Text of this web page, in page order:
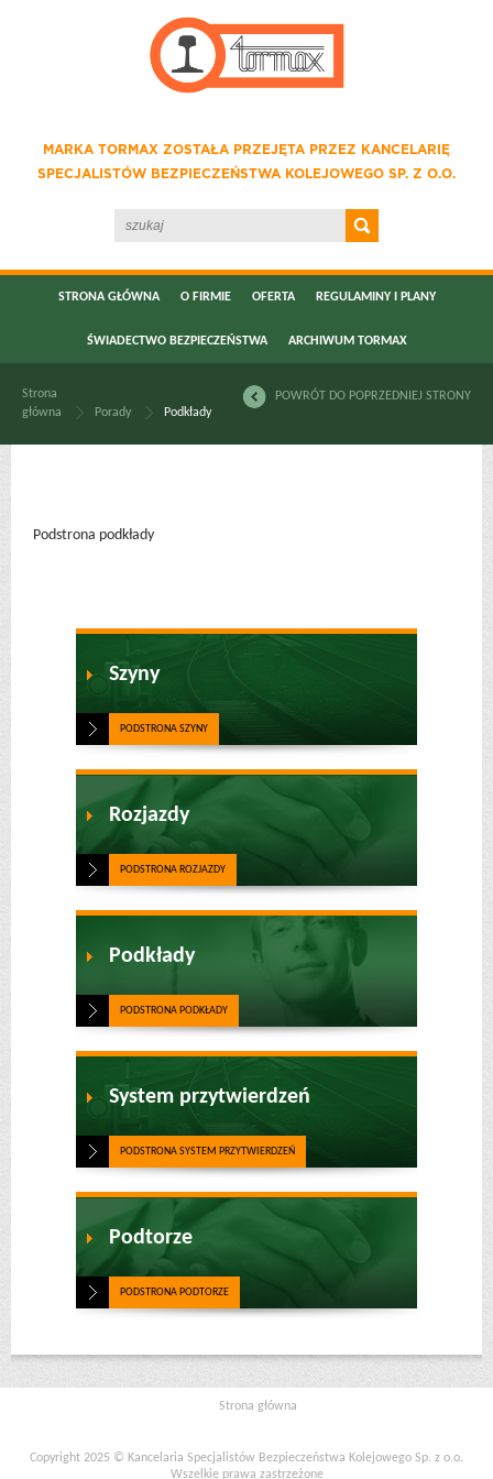
MARKA TORMAX ZOSTAŁA PRZEJĘTA PRZEZ KANCELARIĘ
SPECJALISTÓW BEZPIECZEŃSTWA KOLEJOWEGO SP. Z O.O.
STRONA GŁÓWNA O FIRMIE OFERTA REGULAMINY I PLANY
ŚWIADECTWO BEZPIECZEŃSTWA ARCHIWUM TORMAX
POWRÓT DO POPRZEDNIEJ STRONY
Strona
główna
Porady Podkłady
Podstrona podkłady
Szyny
PODSTRONA SZYNY
Rozjazdy
PODSTRONA ROZJAZDY
Podkłady
PODSTRONA PODKŁADY
System przytwierdzeń
PODSTRONA SYSTEM PRZYTWIERDZEŃ
Podtorze
PODSTRONA PODTORZE
Strona główna
Copyright 2025 © Kancelaria Specjalistów Bezpieczeństwa Kolejowego Sp. z o.o.
Wszelkie prawa zastrzeżone